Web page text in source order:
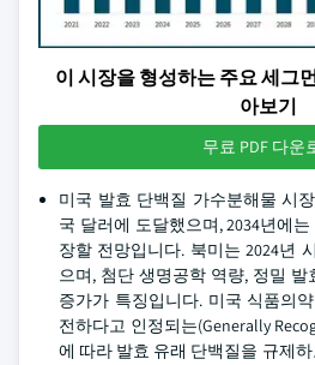
이 시장을 형성하는 주요 세그
아보기
무료 PDF 다운
미국 발효 단백질 가수분해물 시
국 달러에 도달했으며, 2034년에
장할 전망입니다. 북미는 2024년
으며, 첨단 생명공학 역량, 정밀
증가가 특징입니다. 미국 식품의
전하다고 인정되는(Generally
에 따라 발효 유래 단백질을 규제